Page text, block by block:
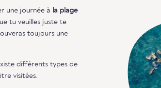
une journée à la plage
tu veuilles juste te
toujours une
différents types de
visitées.